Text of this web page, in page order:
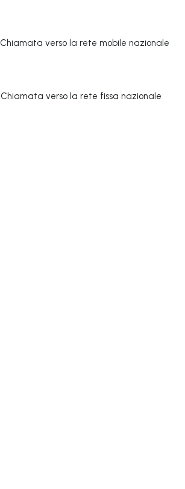
Chiamata verso la rete mobile nazionale
Chiamata verso la rete fissa nazionale